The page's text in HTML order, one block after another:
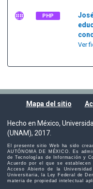
PHP
Ver
Mapa del sitio
Hecho en México,
(UNAM), 2017.
El presente sitio Web ha sido
AUTÓNOMA DE MÉXICO. Es
de Tecnologías de Información y
Acuerdo por el que se
Acceso Abierto de la
Universitaria, la Ley Federal de
materia de propiedad intelectual